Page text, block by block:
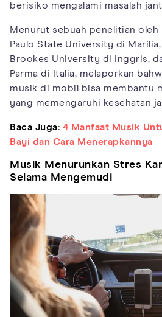
berisiko mengalami masalah
Menurut sebuah penelitian oleh
Paulo State University di
Brookes University di Inggris,
Parma di Italia, melaporkan
musik di mobil bisa membantu
yang memengaruhi kesehatan
Baca Juga: 4 Manfaat Musik
Bayi dan Cara Menerapkannya
Musik Menurunkan Stres
Selama Mengemudi